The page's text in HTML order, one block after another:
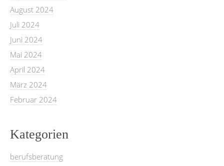
August 2024
Juli 2024
Juni 2024
Mai 2024
April 2024
März 2024
Februar 2024
Kategorien
berufsberatung